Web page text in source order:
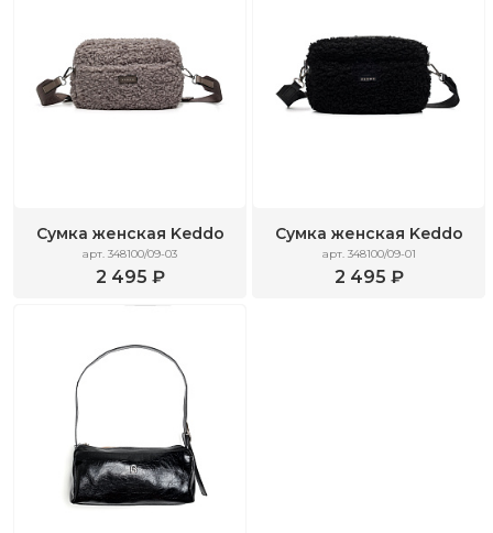
Сумка женская Keddo
арт. 348100/09-03
2 495 ₽
Сумка женская Keddo
арт. 348100/09-01
2 495 ₽